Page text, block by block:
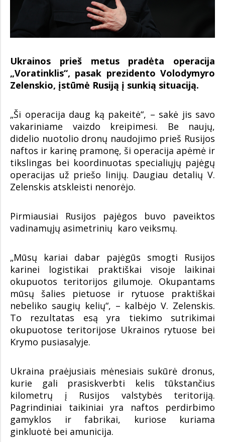
Ukrainos prieš metus pradėta operacija
„Voratinklis“, pasak prezidento Volodymyro
Zelenskio, įstūmė Rusiją į sunkią situaciją.
„Ši operacija daug ką pakeitė“, – sakė jis savo
vakariniame vaizdo kreipimesi. Be naujų,
didelio nuotolio dronų naudojimo prieš Rusijos
naftos ir karinę pramonę, ši operacija apėmė ir
tikslingas bei koordinuotas specialiųjų pajėgų
operacijas už priešo linijų. Daugiau detalių V.
Zelenskis atskleisti nenorėjo.
Pirmiausiai Rusijos pajėgos buvo paveiktos
vadinamųjų asimetrinių karo veiksmų.
„Mūsų kariai dabar pajėgūs smogti Rusijos
karinei logistikai praktiškai visoje laikinai
okupuotos teritorijos gilumoje. Okupantams
mūsų šalies pietuose ir rytuose praktiškai
nebeliko saugių kelių“, – kalbėjo V. Zelenskis.
To rezultatas esą yra tiekimo sutrikimai
okupuotose teritorijose Ukrainos rytuose bei
Krymo pusiasalyje.
Ukraina praėjusiais mėnesiais sukūrė dronus,
kurie gali prasiskverbti kelis tūkstančius
kilometrų į Rusijos valstybės teritoriją.
Pagrindiniai taikiniai yra naftos perdirbimo
gamyklos ir fabrikai, kuriose kuriama
ginkluotė bei amunicija.